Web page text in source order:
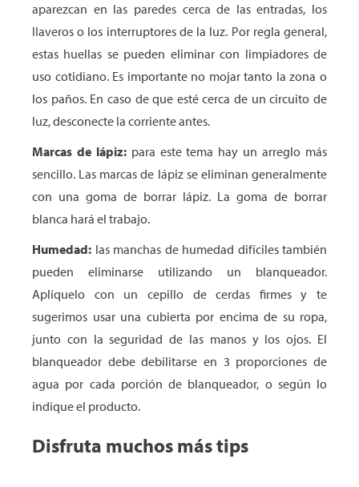
aparezcan en las paredes cerca de las entradas, los
llaveros o los interruptores de la luz. Por regla general,
estas huellas se pueden eliminar con limpiadores de
uso cotidiano. Es importante no mojar tanto la zona o
los paños. En caso de que esté cerca de un circuito de
luz, desconecte la corriente antes.
Marcas de lápiz:para este tema hay un arreglo más
sencillo. Las marcas de lápiz se eliminan generalmente
con una goma de borrar lápiz. La goma de borrar
blanca hará el trabajo.
Humedad: las manchas de humedad difíciles también
pueden eliminarse utilizando un blanqueador.
Aplíquelo con un cepillo de cerdas firmes y te
sugerimos usar una cubierta por encima de su ropa,
junto con la seguridad de las manos y los ojos. El
blanqueador debe debilitarse en 3 proporciones de
agua por cada porción de blanqueador, o según lo
indique el producto.
Disfruta muchos más tips